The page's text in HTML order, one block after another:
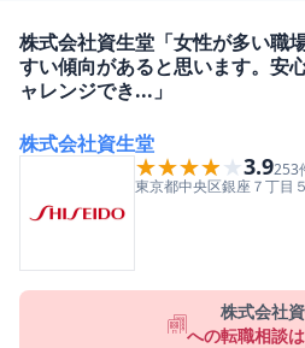
株式会社資生堂「女性が多い職
すい傾向があると思います。安
ャレンジでき...」
株式会社資生堂
★★★★★
★★★★★3.9253
東京都中央区銀座７丁目
株式会社
への転職相談